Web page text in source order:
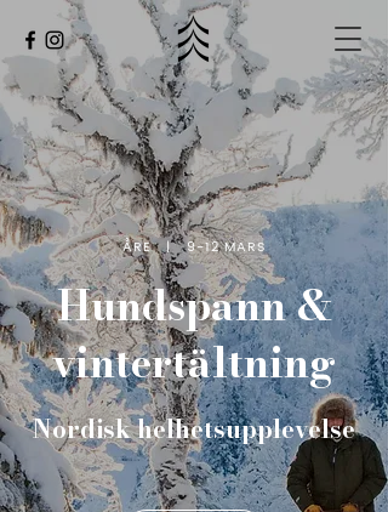
ÅRE | 9-12 MARS
Hundspann &
vintertältning
Nordisk helhetsupplevelse